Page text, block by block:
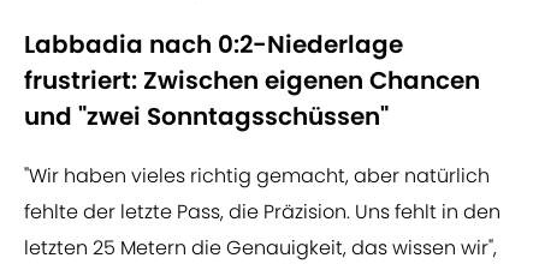
Labbadia nach 0:2-Niederlage
frustriert: Zwischen eigenen Chancen
und "zwei Sonntagsschüssen"
"Wir haben vieles richtig gemacht, aber natürlich
fehlte der letzte Pass, die Präzision. Uns fehlt in den
letzten 25 Metern die Genauigkeit, das wissen wir",